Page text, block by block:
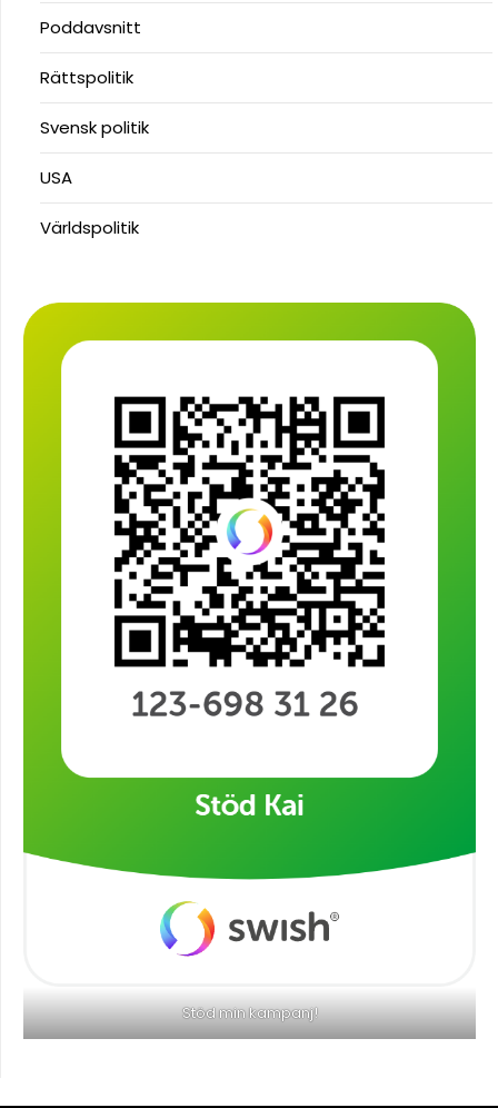
Poddavsnitt
Rättspolitik
Svensk politik
USA
Världspolitik
Stöd min kampanj!